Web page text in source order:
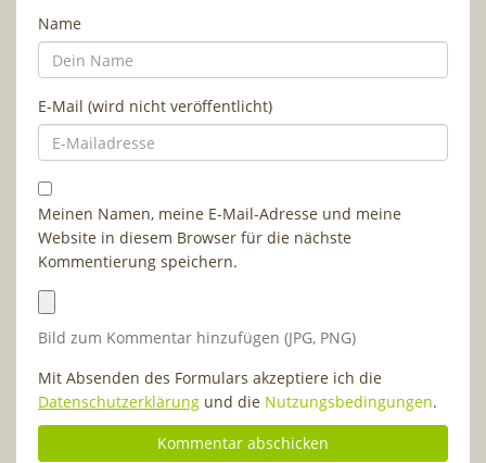
Name
E-Mail (wird nicht veröffentlicht)
Meinen Namen, meine E-Mail-Adresse und meine
Website in diesem Browser für die nächste
Kommentierung speichern.
Bild zum Kommentar hinzufügen (JPG, PNG)
Mit Absenden des Formulars akzeptiere ich die
Datenschutzerklärung und die Nutzungsbedingungen.